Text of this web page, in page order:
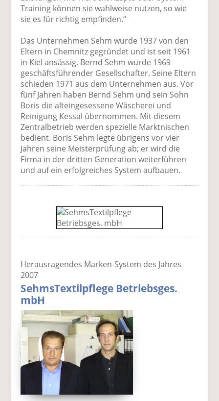
Training können sie wahlweise nutzen, so wie
sie es für richtig empfinden.“
Das Unternehmen Sehm wurde 1937 von den
Eltern in Chemnitz gegründet und ist seit 1961
in Kiel ansässig. Bernd Sehm wurde 1969
geschäftsführender Gesellschafter. Seine Eltern
schieden 1971 aus dem Unternehmen aus. Vor
fünf Jahren haben Bernd Sehm und sein Sohn
Boris die alteingesessene Wäscherei und
Reinigung Kessal übernommen. Mit diesem
Zentralbetrieb werden spezielle Marktnischen
bedient. Boris Sehm legte übrigens vor vier
Jahren seine Meisterprüfung ab; er wird die
Firma in der dritten Generation weiterführen
und auf ein erfolgreiches System aufbauen.
Herausragendes Marken-System des Jahres
2007
SehmsTextilpflege Betriebsges.
mbH